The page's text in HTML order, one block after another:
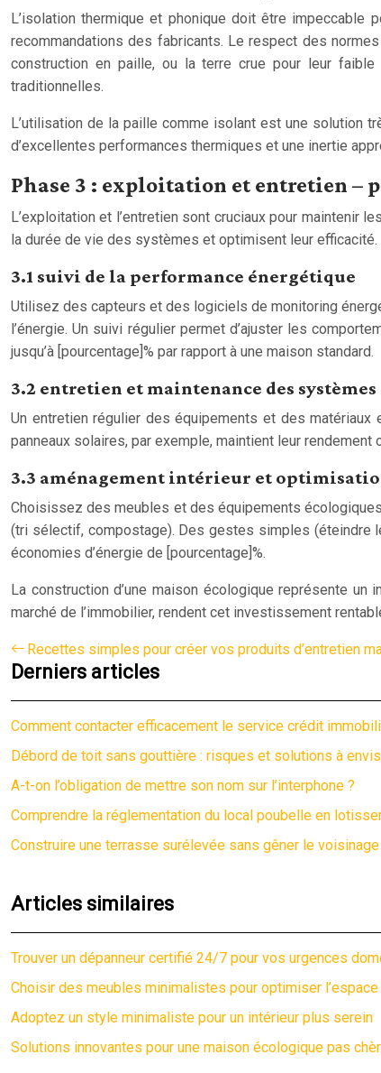
L’isolation thermique et phonique doit être
recommandations des fabricants. Le respect des
construction en paille, ou la terre crue pour leur
traditionnelles.
L’utilisation de la paille comme isolant est une solution
d’excellentes performances thermiques et une inertie
Phase 3 : exploitation et entretien –
L’exploitation et l’entretien sont cruciaux pour maintenir
la durée de vie des systèmes et optimisent leur efficacité.
3.1 suivi de la performance énergétique
Utilisez des capteurs et des logiciels de monitoring
l’énergie. Un suivi régulier permet d’ajuster les
jusqu’à [pourcentage]% par rapport à une maison standard.
3.2 entretien et maintenance des systèmes
Un entretien régulier des équipements et des
panneaux solaires, par exemple, maintient leur
3.3 aménagement intérieur et
Choisissez des meubles et des équipements
(tri sélectif, compostage). Des gestes simples (éteindre
économies d’énergie de [pourcentage]%.
La construction d’une maison écologique représente
marché de l’immobilier, rendent cet investissement
Recettes simples pour créer vos produits d’entretien
Derniers articles
Comment contacter efficacement le service crédit
Débord de toit sans gouttière : risques et solutions à
A-t-on l’obligation de mettre son nom sur l’interphone ?
Comprendre la réglementation du local poubelle en
Construire une terrasse surélevée sans gêner le voisinage
Articles similaires
Trouver un dépanneur certifié 24/7 pour vos urgences
Choisir des meubles minimalistes pour optimiser
Adoptez un style minimaliste pour un intérieur plus serein
Solutions innovantes pour une maison écologique pas